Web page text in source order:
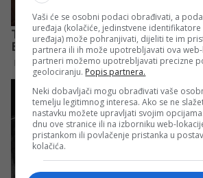
Vaši će se osobni podaci obrađivati, a
uređaja (kolačiće, jedinstvene
uređaja) može pohranjivati, dijeliti te im
partnera ili ih može upotrebljavati ova
partneri možemo upotrebljavati precizne
geolociranju. Popis partnera.
Neki dobavljači mogu obrađivati vaše
temelju legitimnog interesa. Ako se ne
nastavku možete upravljati svojim
dnu ove stranice ili na izborniku web-
pristankom ili povlačenje pristanka u
kolačića.